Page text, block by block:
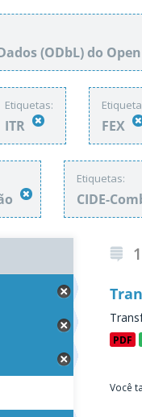
(ODbL) do
Etiquetas:
ITR FEX
Etiquetas:
CIDE-
PDF
Você